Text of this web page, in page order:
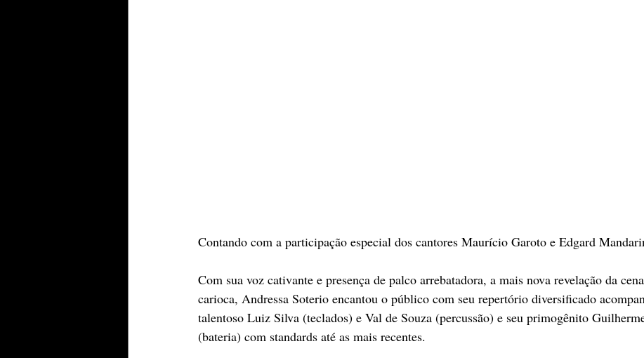
Contando com a participação especial dos cantores Maurício Garoto e Edgard
Com sua voz cativante e presença de palco arrebatadora, a mais nova revelação da
carioca, Andressa Soterio encantou o público com seu repertório diversificado
talentoso Luiz Silva (teclados) e Val de Souza (percussão) e seu primogênito
(bateria) com standards até as mais recentes.